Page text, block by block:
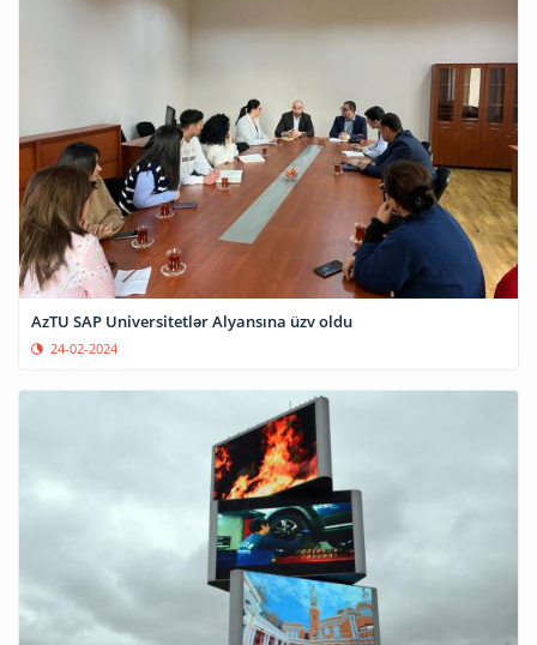
AzTU SAP Universitetlər Alyansına üzv oldu
24-02-2024